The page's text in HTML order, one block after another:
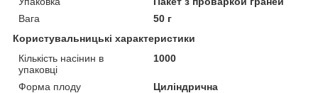
Вага
50 г
Користувальницькі характеристики
Кількість насінин в
упаковці
1000
Форма плоду
Циліндрична